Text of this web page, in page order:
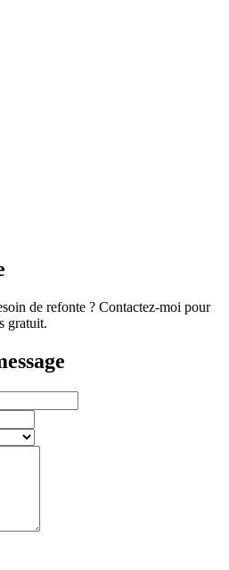
de refonte ? Contactez-moi pour
gratuit.